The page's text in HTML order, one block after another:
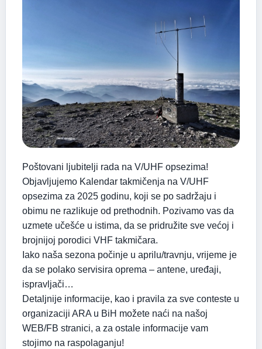
Poštovani ljubitelji rada na V/UHF opsezima!
Objavljujemo Kalendar takmičenja na V/UHF
opsezima za 2025 godinu, koji se po sadržaju i
obimu ne razlikuje od prethodnih. Pozivamo vas da
uzmete učešće u istima, da se pridružite sve većoj i
brojnijoj porodici VHF takmičara.
Iako naša sezona počinje u aprilu/travnju, vrijeme je
da se polako servisira oprema – antene, uređaji,
ispravljači…
Detaljnije informacije, kao i pravila za sve conteste u
organizaciji ARA u BiH možete naći na našoj
WEB/FB stranici, a za ostale informacije vam
stojimo na raspolaganju!